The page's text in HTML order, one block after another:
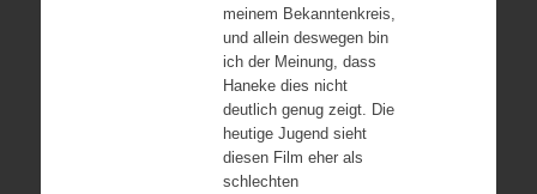
meinem Bekanntenkreis,
und allein deswegen bin
ich der Meinung, dass
Haneke dies nicht
deutlich genug zeigt. Die
heutige Jugend sieht
diesen Film eher als
schlechten